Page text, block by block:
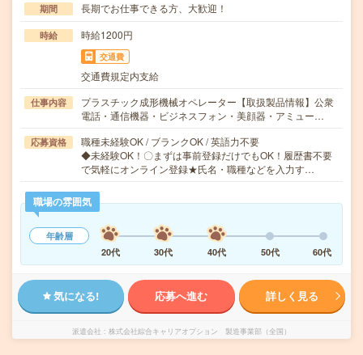
期間 長期でお仕事できる方、大歓迎！
時給 時給1200円
交通費
交通費規定内支給
仕事内容
プラスチック成形機械オペレーター【取扱製品情報】公衆
電話・通信機器・ビジネスフォン・美顔器・アミュー…
応募資格
職種未経験OK / ブランクOK / 英語力不要
◆未経験OK！〇まずは事前登録だけでもOK！履歴書不要
で気軽にオンライン登録★氏名・職種などを入力す…
職場の雰囲気
年齢層
20代
30代 40代 50代 60代
気になる! 応募へ進む 詳しく見る
派遣会社 株式会社綜合キャリアオプション 製造事業部（全国）